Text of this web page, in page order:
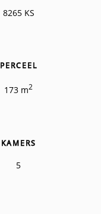
8265 KS
PERCEEL
173 m2
KAMERS
5